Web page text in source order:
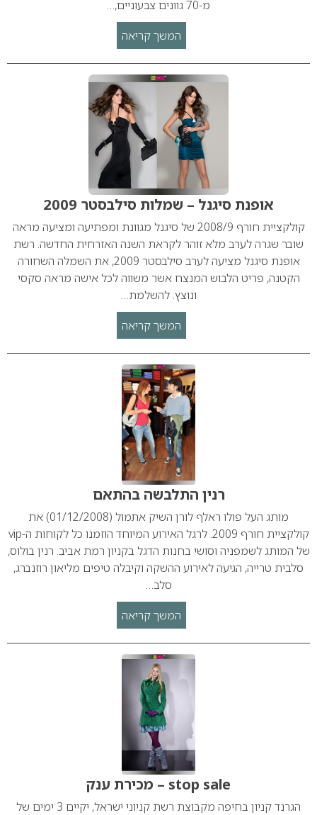
מ-70 גוונים צבעוניים,…
המשך קריאה
אופנת סיגנל – שמלות סילבסטר 2009
קולקציית חורף 2008/9 של סיגנל מגוונת ומפתיעה ומציעה מראה
שובר שגרה לערב מלא זוהר לקראת השנה האזרחית החדשה. רשת
אופנת סיגנל מציעה לערב סילבסטר 2009, את השמלה השחורה
הקטנה, פריט הלבוש המנצח אשר משווה לכל אישה מראה סקסי
ונוצץ. להשלמת…
המשך קריאה
רנין התלבשה בהתאם
מותג העל פולו ראלף לורן השיק אתמול (01/12/2008) את
קולקציית חורף 2009. לרגל האירוע המיוחד הוזמנו כל לקוחות ה-vip
של המותג לשמפניה וסושי בחנות הדגל בקניון רמת אביב. רנין בולוס,
סלבית טרייה, הגיעה לאירוע ההשקה וקיבלה טיפים מליאון רוזנברג,
סלב…
המשך קריאה
stop sale – מכירת ענק
הגרנד קניון בחיפה מקבוצת רשת קניוני ישראל, יקיים 3 ימים של